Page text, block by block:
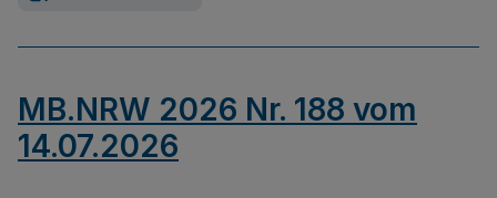
MB.NRW 2026 Nr. 188 vom
14.07.2026